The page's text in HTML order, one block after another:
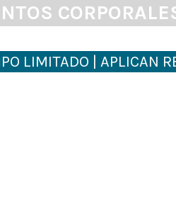
LIMITADO | APLICAN